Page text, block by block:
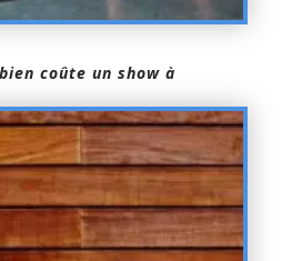
coûte un show à